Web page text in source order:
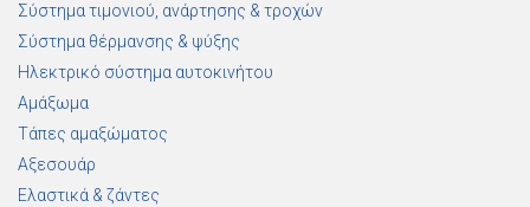
Σύστημα τιμονιού, ανάρτησης & τροχών
Σύστημα θέρμανσης & ψύξης
Ηλεκτρικό σύστημα αυτοκινήτου
Αμάξωμα
Τάπες αμαξώματος
Αξεσουάρ
Ελαστικά & ζάντες